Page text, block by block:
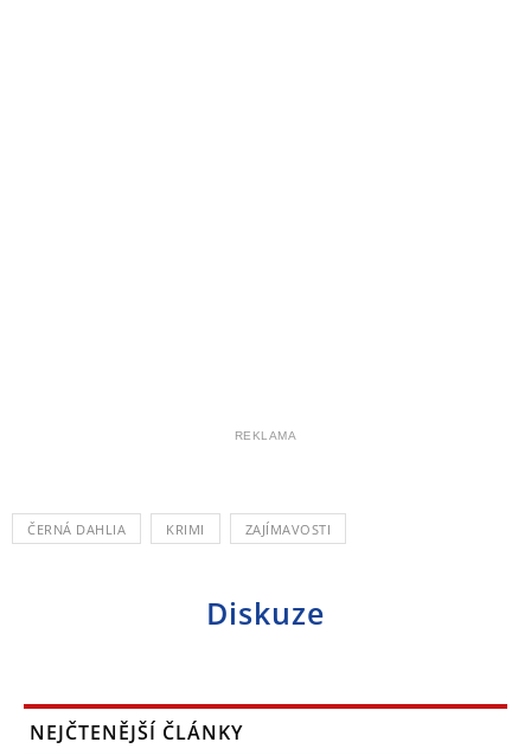
REKLAMA
ČERNÁ DAHLIA KRIMI ZAJÍMAVOSTI
Diskuze
NEJČTENĚJŠÍ ČLÁNKY